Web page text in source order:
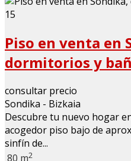
15
Piso en venta en
dormitorios y
consultar precio
Sondika - Bizkaia
Descubre tu nuevo hogar
acogedor piso bajo de
sinfín de...
80 m2